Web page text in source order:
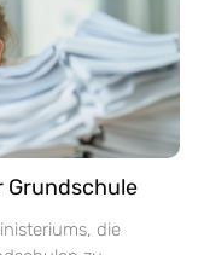
Grundschule
die